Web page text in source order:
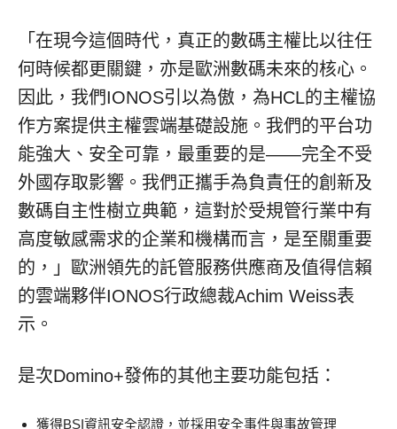
「在現今這個時代，真正的數碼主權比以往任
何時候都更關鍵，亦是歐洲數碼未來的核心。
因此，我們IONOS引以為傲，為HCL的主權協
作方案提供主權雲端基礎設施。我們的平台功
能強大、安全可靠，最重要的是——完全不受
外國存取影響。我們正攜手為負責任的創新及
數碼自主性樹立典範，這對於受規管行業中有
高度敏感需求的企業和機構而言，是至關重要
的，」歐洲領先的託管服務供應商及值得信賴
的雲端夥伴IONOS行政總裁Achim Weiss表
示。
是次Domino+發佈的其他主要功能包括：
獲得BSI資訊安全認證，並採用安全事件與事故管理